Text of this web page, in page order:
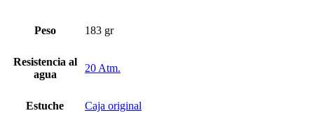
Peso 183 gr
Resistencia al
agua
20 Atm.
Estuche Caja original